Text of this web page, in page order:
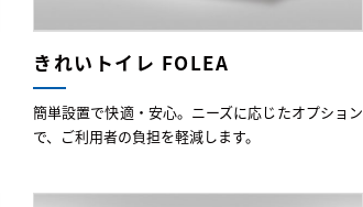
きれいトイレ FOLEA
簡単設置で快適・安心。ニーズに応じたオプション
で、ご利用者の負担を軽減します。